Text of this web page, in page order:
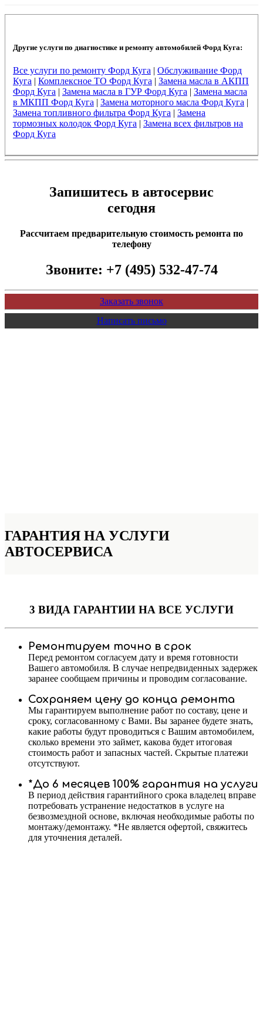
Другие услуги по диагностике и ремонту автомобилей Форд Куга:
Все услуги по ремонту Форд Куга | Обслуживание Форд
Куга | Комплексное ТО Форд Куга | Замена масла в АКПП
Форд Куга | Замена масла в ГУР Форд Куга | Замена масла
в МКПП Форд Куга | Замена моторного масла Форд Куга |
Замена топливного фильтра Форд Куга | Замена
тормозных колодок Форд Куга | Замена всех фильтров на
Форд Куга
Запишитесь в автосервис
сегодня
Рассчитаем предварительную стоимость ремонта по
телефону
Звоните: +7 (495) 532-47-74
Заказать звонок
Написать письмо
ГАРАНТИЯ НА УСЛУГИ
АВТОСЕРВИСА
3 ВИДА ГАРАНТИИ НА ВСЕ УСЛУГИ
Ремонтируем точно в срок
Перед ремонтом согласуем дату и время готовности
Вашего автомобиля. В случае непредвиденных задержек
заранее сообщаем причины и проводим согласование.
Сохраняем цену до конца ремонта
Мы гарантируем выполнение работ по составу, цене и
сроку, согласованному с Вами. Вы заранее будете знать,
какие работы будут проводиться с Вашим автомобилем,
сколько времени это займет, какова будет итоговая
стоимость работ и запасных частей. Скрытые платежи
отсутствуют.
*До 6 месяцев 100% гарантия на услуги
В период действия гарантийного срока владелец вправе
потребовать устранение недостатков в услуге на
безвозмездной основе, включая необходимые работы по
монтажу/демонтажу. *Не является офертой, свяжитесь
для уточнения деталей.